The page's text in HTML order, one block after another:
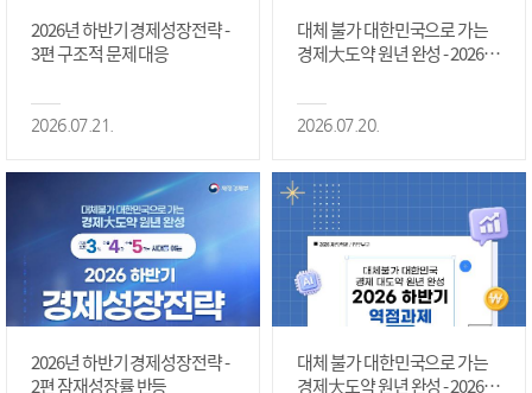
2026년 하반기 경제성장전략 -
3편 구조적 문제 대응
2026.07.21.
대체 불가 대한민국으로 가는
경제大도약 원년 완성 - 2026 하
정상화 #2편
2026.07.20.
2026년 하반기 경제성장전략 -
2편 잠재성장률 반등
대체 불가 대한민국으로 가는
경제大도약 원년 완성 - 2026 하